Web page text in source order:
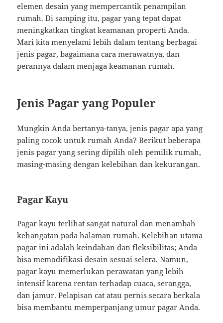
elemen desain yang mempercantik penampilan
rumah. Di samping itu, pagar yang tepat dapat
meningkatkan tingkat keamanan properti Anda.
Mari kita menyelami lebih dalam tentang berbagai
jenis pagar, bagaimana cara merawatnya, dan
perannya dalam menjaga keamanan rumah.
Jenis Pagar yang Populer
Mungkin Anda bertanya-tanya, jenis pagar apa yang
paling cocok untuk rumah Anda? Berikut beberapa
jenis pagar yang sering dipilih oleh pemilik rumah,
masing-masing dengan kelebihan dan kekurangan.
Pagar Kayu
Pagar kayu terlihat sangat natural dan menambah
kehangatan pada halaman rumah. Kelebihan utama
pagar ini adalah keindahan dan fleksibilitas; Anda
bisa memodifikasi desain sesuai selera. Namun,
pagar kayu memerlukan perawatan yang lebih
intensif karena rentan terhadap cuaca, serangga,
dan jamur. Pelapisan cat atau pernis secara berkala
bisa membantu memperpanjang umur pagar Anda.